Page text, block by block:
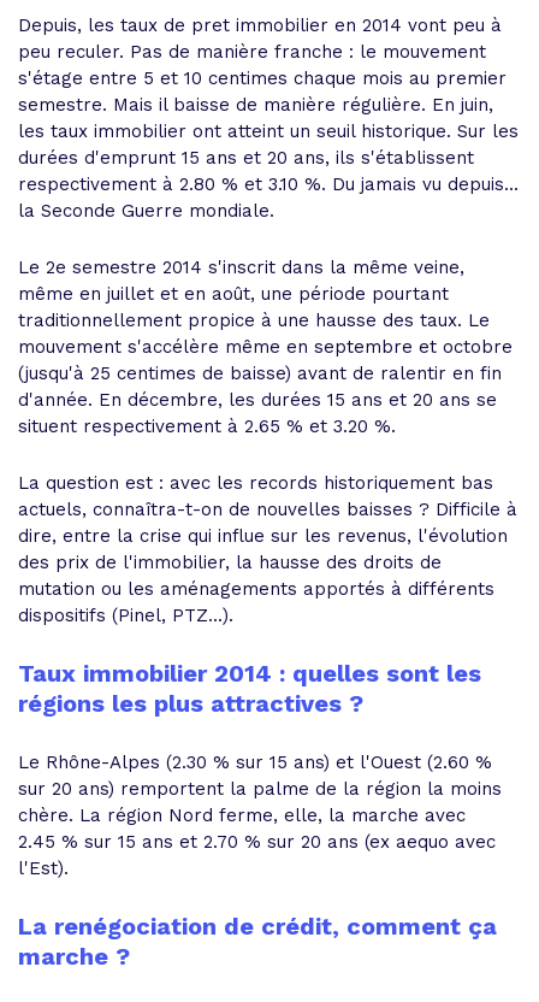
Depuis, les taux de pret immobilier en 2014 vont peu à
peu reculer. Pas de manière franche : le mouvement
s'étage entre 5 et 10 centimes chaque mois au premier
semestre. Mais il baisse de manière régulière. En juin,
les taux immobilier ont atteint un seuil historique. Sur les
durées d'emprunt 15 ans et 20 ans, ils s'établissent
respectivement à 2.80 % et 3.10 %. Du jamais vu depuis...
la Seconde Guerre mondiale.
Le 2e semestre 2014 s'inscrit dans la même veine,
même en juillet et en août, une période pourtant
traditionnellement propice à une hausse des taux. Le
mouvement s'accélère même en septembre et octobre
(jusqu'à 25 centimes de baisse) avant de ralentir en fin
d'année. En décembre, les durées 15 ans et 20 ans se
situent respectivement à 2.65 % et 3.20 %.
La question est : avec les records historiquement bas
actuels, connaîtra-t-on de nouvelles baisses ? Difficile à
dire, entre la crise qui influe sur les revenus, l'évolution
des prix de l'immobilier, la hausse des droits de
mutation ou les aménagements apportés à différents
dispositifs (Pinel, PTZ...).
Taux immobilier 2014 : quelles sont les
régions les plus attractives ?
Le Rhône-Alpes (2.30 % sur 15 ans) et l'Ouest (2.60 %
sur 20 ans) remportent la palme de la région la moins
chère. La région Nord ferme, elle, la marche avec
2.45 % sur 15 ans et 2.70 % sur 20 ans (ex aequo avec
l'Est).
La renégociation de crédit, comment ça
marche ?